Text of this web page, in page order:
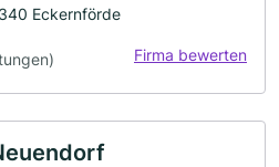
Eckernförde
Firma bewerten